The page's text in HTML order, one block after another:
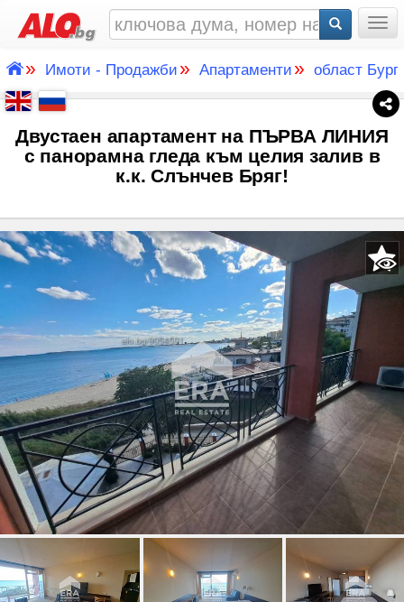
» Имоти - Продажби » Апартаменти » област
Двустаен апартамент на ПЪРВА ЛИНИЯ
с панорамна гледа към целия залив в
к.к. Слънчев Бряг!